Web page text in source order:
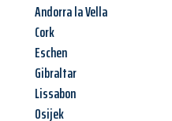
Andorra la Vella
Cork
Eschen
Gibraltar
Lissabon
Osijek